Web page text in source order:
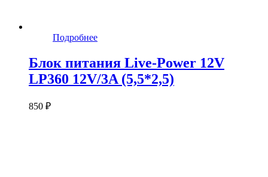
Подробнее
Блок питания Live-Power 12V
LP360 12V/3A (5,5*2,5)
850 ₽